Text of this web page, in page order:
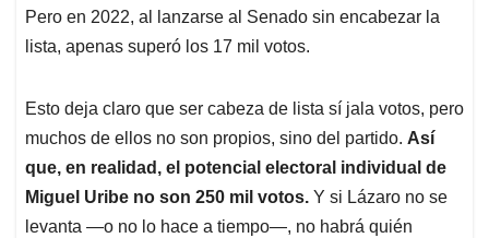
Pero en 2022, al lanzarse al Senado sin encabezar la
lista, apenas superó los 17 mil votos.
Esto deja claro que ser cabeza de lista sí jala votos, pero
muchos de ellos no son propios, sino del partido. Así
que, en realidad, el potencial electoral individual de
Miguel Uribe no son 250 mil votos. Y si Lázaro no se
levanta —o no lo hace a tiempo—, no habrá quién